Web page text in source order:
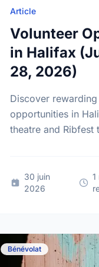
in Halifax
Article
Volunteer
in Halifax
28, 2026)
Discover
opportunities in
theatre and Ribfest
30 juin
2026
1
Bénévolat